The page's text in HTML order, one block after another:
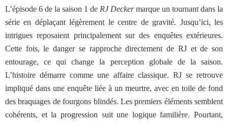
L’épisode 6 de la saison 1 de RJ Deckermarque un tournant dans la
série en déplaçant légèrement le centre de gravité. Jusqu’ici, les
intrigues reposaient principalement sur des enquêtes extérieures.
Cette fois, le danger se rapproche directement de RJ et de son
entourage, ce qui change la perception globale de la saison.
L’histoire démarre comme une affaire classique. RJ se retrouve
impliqué dans une enquête liée à un meurtre, avec en toile de fond
des braquages de fourgons blindés. Les premiers éléments semblent
cohérents, et la progression suit une logique familière. Pourtant,